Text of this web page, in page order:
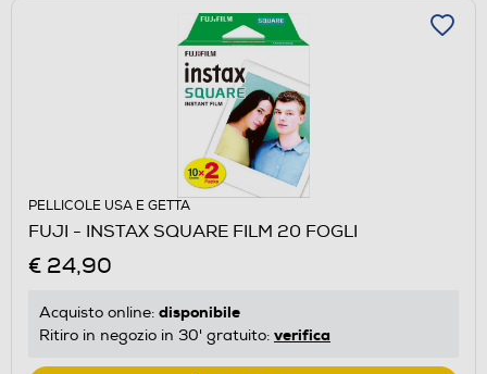
PELLICOLE USA E GETTA
FUJI - INSTAX SQUARE FILM 20 FOGLI
€ 24,90
Acquisto online: disponibile
Ritiro in negozio in 30' gratuito: verifica